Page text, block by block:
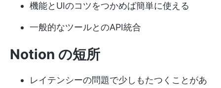
機能とUIのコツをつかめば簡単に使える
一般的なツールとのAPI統合
Notion の短所
レイテンシーの問題で少しもたつくことがあ